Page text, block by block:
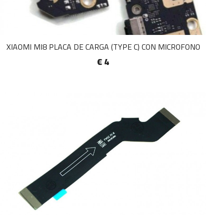
XIAOMI MI8 PLACA DE CARGA (TYPE C) CON MICROFONO
€ 4